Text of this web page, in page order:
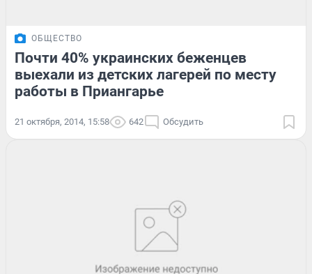
ОБЩЕСТВО
Почти 40% украинских беженцев
выехали из детских лагерей по месту
работы в Приангарье
21 октября, 2014, 15:58 642 Обсудить